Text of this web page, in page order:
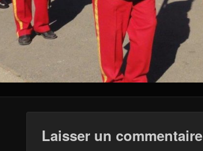
Laisser un commentaire